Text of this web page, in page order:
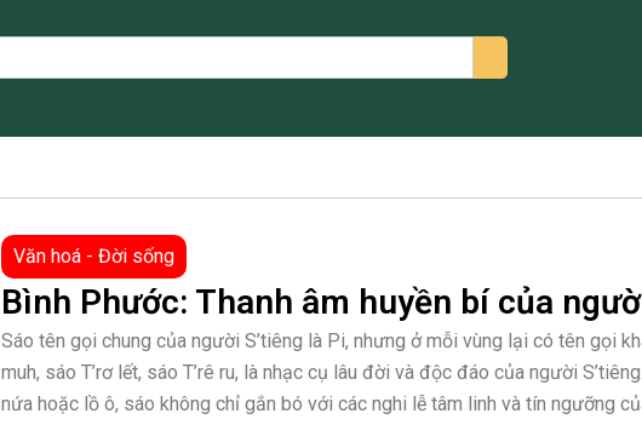
Văn hoá - Đời sống
Bình Phước: Thanh âm huyền bí của
Sáo tên gọi chung của người S’tiêng là Pi, nhưng ở mỗi vùng lại có tên gọi
muh, sáo T’rơ lết, sáo T’rê ru, là nhạc cụ lâu đời và độc đáo của người
nứa hoặc lồ ô, sáo không chỉ gắn bó với các nghi lễ tâm linh và tín ngưỡng